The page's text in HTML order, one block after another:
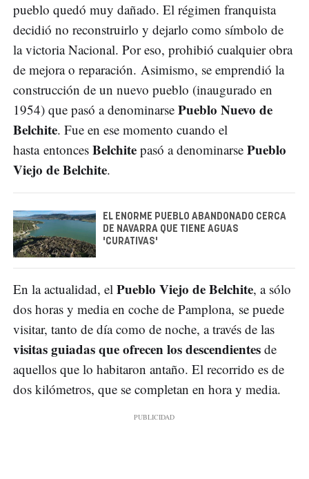
pueblo quedó muy dañado. El régimen franquista
decidió no reconstruirlo y dejarlo como símbolo de
la victoria Nacional. Por eso, prohibió cualquier obra
de mejora o reparación. Asimismo, se emprendió la
construcción de un nuevo pueblo (inaugurado en
1954) que pasó a denominarse Pueblo Nuevo de
Belchite. Fue en ese momento cuando el
hasta entonces Belchite pasó a denominarse Pueblo
Viejo de Belchite.
EL ENORME PUEBLO ABANDONADO CERCA
DE NAVARRA QUE TIENE AGUAS
'CURATIVAS'
En la actualidad, el Pueblo Viejo de Belchite, a sólo
dos horas y media en coche de Pamplona, se puede
visitar, tanto de día como de noche, a través de las
visitas guiadas que ofrecen los descendientes de
aquellos que lo habitaron antaño. El recorrido es de
dos kilómetros, que se completan en hora y media.